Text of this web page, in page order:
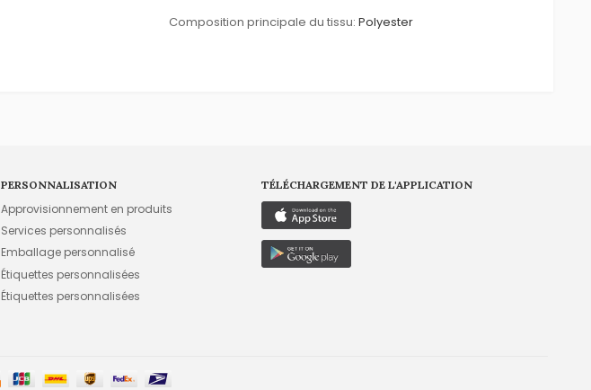
Composition principale du tissu: Polyester
PERSONNALISATION
Approvisionnement en produits
Services personnalisés
Emballage personnalisé
Étiquettes personnalisées
Étiquettes personnalisées
TÉLÉCHARGEMENT DE L'APPLICATION